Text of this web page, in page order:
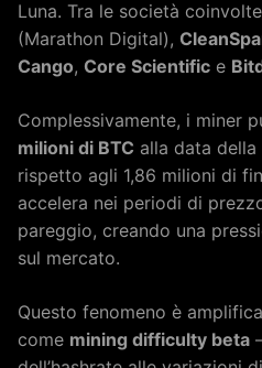
Luna. Tra le società
(Marathon Digital),
Cango, Core Scientific e
Complessivamente, i miner
milioni di BTC alla data
rispetto agli 1,86 milioni di
accelera nei periodi di
pareggio, creando una
sul mercato.
Questo fenomeno è
come mining difficulty beta